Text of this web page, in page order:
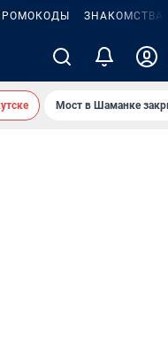
ЗНАКОМСТВА
Мост в Шаманке